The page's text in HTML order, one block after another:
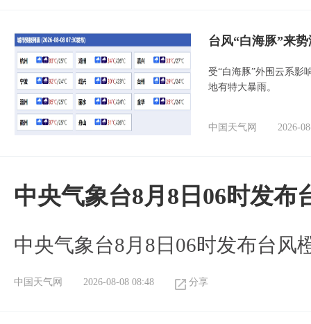
台风“白海豚”来
受“白海豚”外围云系影
地有特大暴雨。
中国天气网 2026-
中央气象台8月8日06时发布
中央气象台8月8日06时发布台风
中国天气网 2026-08-08 08:48 分享